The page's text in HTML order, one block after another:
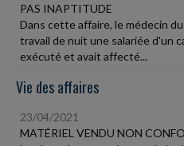
PAS INAPTITUDE
Dans cette affaire, le médecin
travail de nuit une salariée d'un
exécuté et avait affecté...
Vie des affaires
23/04/2021
MATÉRIEL VENDU NON